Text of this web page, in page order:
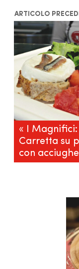
ARTICOLO
« I
Carretta su
con acciughe